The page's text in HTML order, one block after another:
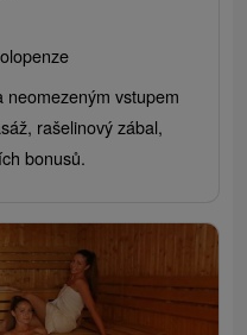
vstupem
rašelinový zábal,
bonusů.